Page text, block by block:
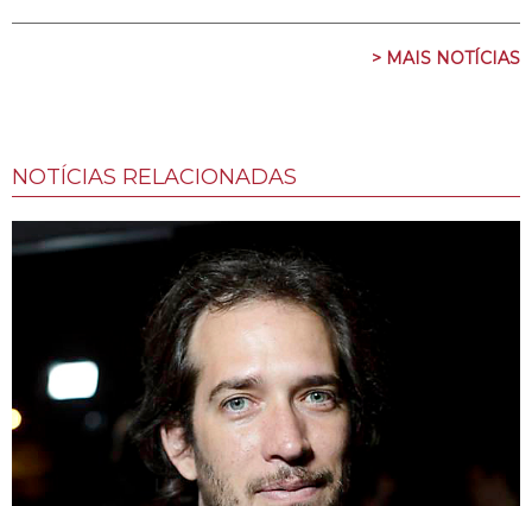
> MAIS NOTÍCIAS
NOTÍCIAS RELACIONADAS